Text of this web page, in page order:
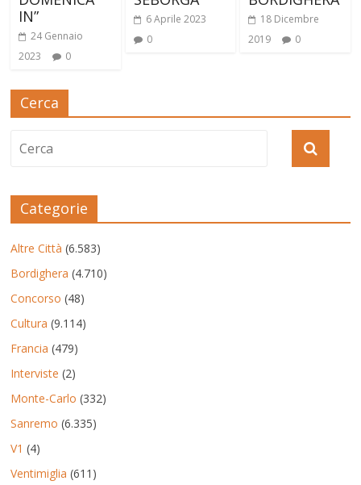
IN”
24 Gennaio
2023
0
6 Aprile 2023
0
18 Dicembre
2019
0
Cerca
Categorie
Altre Città (6.583)
Bordighera (4.710)
Concorso (48)
Cultura (9.114)
Francia (479)
Interviste (2)
Monte-Carlo (332)
Sanremo (6.335)
V1 (4)
Ventimiglia (611)